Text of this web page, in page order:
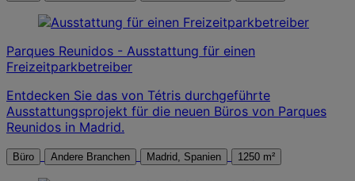
Parques Reunidos - Ausstattung für einen
Freizeitparkbetreiber
Entdecken Sie das von Tétris durchgeführte
Ausstattungsprojekt für die neuen Büros von Parques
Reunidos in Madrid.
Büro Andere Branchen Madrid, Spanien 1250 m²